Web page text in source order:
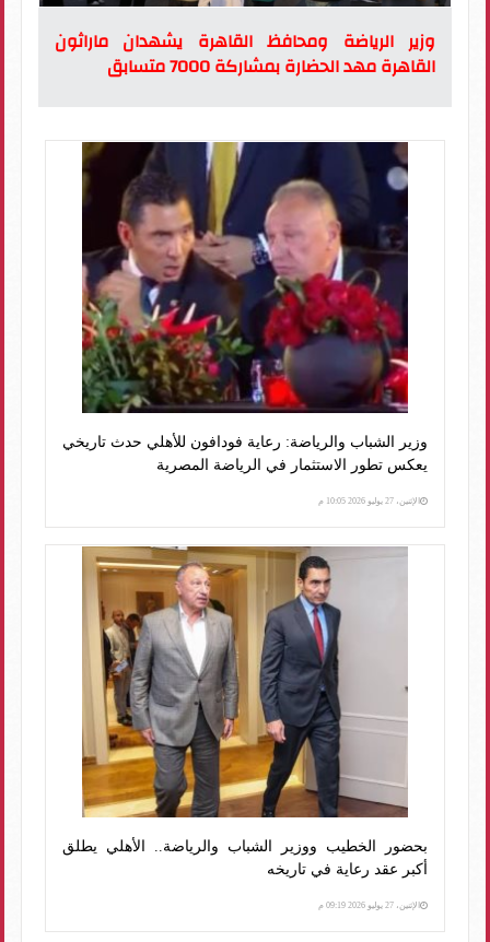
وزير الرياضة ومحافظ القاهرة يشهدان ماراثون
القاهرة مهد الحضارة بمشاركة 7000 متسابق
وزير الشباب والرياضة: رعاية فودافون للأهلي حدث تاريخي
يعكس تطور الاستثمار في الرياضة المصرية
الإثنين، 27 يوليو 2026 10:05 م
بحضور الخطيب ووزير الشباب والرياضة.. الأهلي يطلق
أكبر عقد رعاية في تاريخه
الإثنين، 27 يوليو 2026 09:19 م